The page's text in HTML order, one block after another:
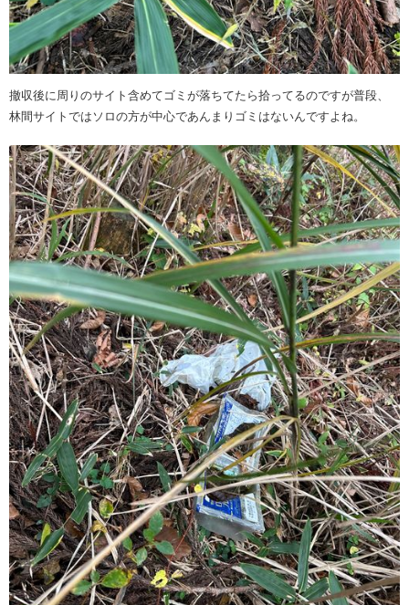
撤収後に周りのサイト含めてゴミが落ちてたら拾ってるのですが普段、
林間サイトではソロの方が中心であんまりゴミはないんですよね。